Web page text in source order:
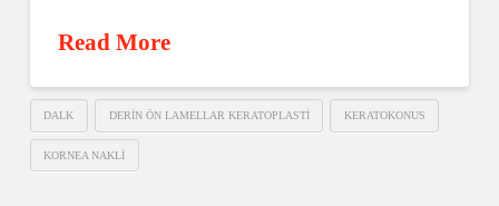
Read More
DALK DERIN ÖN LAMELLAR KERATOPLASTI KERATOKONUS
KORNEA NAKLI